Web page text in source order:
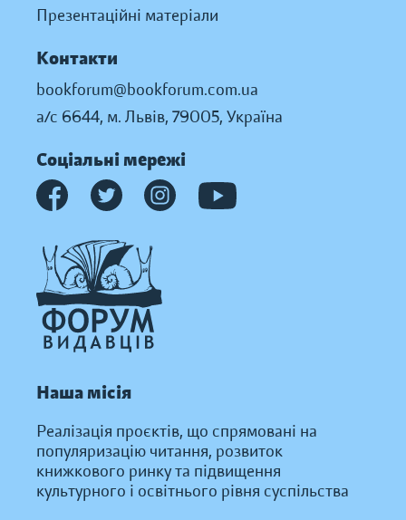
Презентаційні матеріали
Контакти
bookforum@bookforum.com.ua
а/с 6644, м. Львів, 79005, Україна
Соціальні мережі
Наша місія
Реалізація проєктів, що спрямовані на
популяризацію читання, розвиток
книжкового ринку та підвищення
культурного і освітнього рівня суспільства